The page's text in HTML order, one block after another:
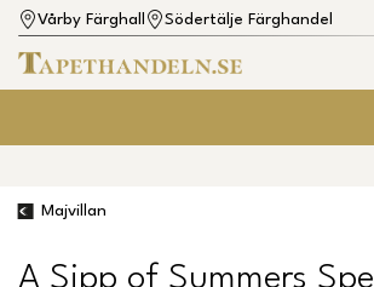
Vårby Färghall Södertälje Färghandel
Majvillan
A Sipp of Summers Spell